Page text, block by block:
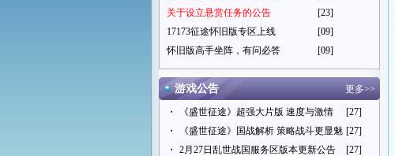
关于设立悬赏任务的公告
[23]
17173征途怀旧版专区上线
[09]
怀旧版高手坐阵，有问必答
[09]
游戏公告 更多>>
・ 《盛世征途》超强大片版 速度与激情
[27]
・
《盛世征途》国战解析 策略战斗更显魅 [27]
・
2月27日乱世战国服务区版本更新公告
[27]